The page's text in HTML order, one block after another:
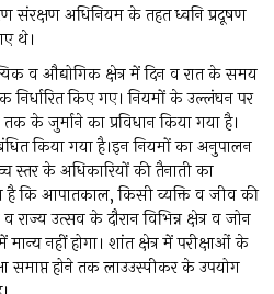
संरक्षण अधिनियम के तहत ध्वनि प्रदूषण
थे।
व औद्योगिक क्षेत्र में दिन व रात के समय
किए गए। नियमों के उल्लंघन पर
जुर्माने का प्रविधान किया गया है।
किया गया है।इन नियमों का अनुपालन
स्तर के अधिकारियों की तैनाती का
है कि आपातकाल, किसी व्यक्ति व जीव की
व राज्य उत्सव के दौरान विभिन्न क्षेत्र व जोन
मान्य नहीं होगा। शांत क्षेत्र में परीक्षाओं के
समाप्त होने तक लाउउस्पीकर के उपयोग